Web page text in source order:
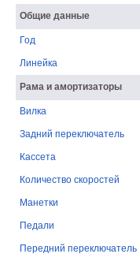
Общие данные
Год
Линейка
Рама и амортизаторы
Вилка
Задний переключатель
Кассета
Количество скоростей
Манетки
Педали
Передний переключатель